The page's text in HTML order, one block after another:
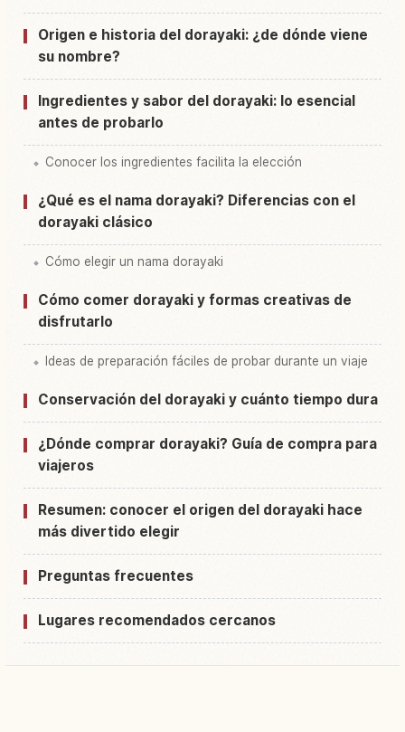
Origen e historia del dorayaki: ¿de dónde viene
su nombre?
Ingredientes y sabor del dorayaki: lo esencial
antes de probarlo
Conocer los ingredientes facilita la elección
¿Qué es el nama dorayaki? Diferencias con el
dorayaki clásico
Cómo elegir un nama dorayaki
Cómo comer dorayaki y formas creativas de
disfrutarlo
Ideas de preparación fáciles de probar durante un viaje
Conservación del dorayaki y cuánto tiempo dura
¿Dónde comprar dorayaki? Guía de compra para
viajeros
Resumen: conocer el origen del dorayaki hace
más divertido elegir
Preguntas frecuentes
Lugares recomendados cercanos